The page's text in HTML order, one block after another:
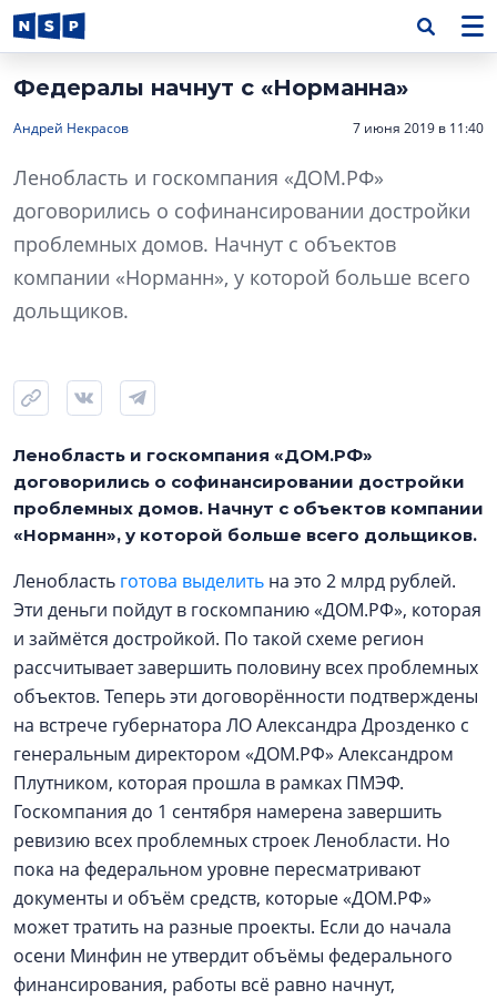
Федералы начнут с «Норманна»
Андрей Некрасов 7 июня 2019 в 11:40
Ленобласть и госкомпания «ДОМ.РФ»
договорились о софинансировании достройки
проблемных домов. Начнут с объектов
компании «Норманн», у которой больше всего
дольщиков.
Ленобласть и госкомпания «ДОМ.РФ»
договорились о софинансировании достройки
проблемных домов. Начнут с объектов компании
«Норманн», у которой больше всего дольщиков.
Ленобласть готова выделить на это 2 млрд рублей.
Эти деньги пойдут в госкомпанию «ДОМ.РФ», которая
и займётся достройкой. По такой схеме регион
рассчитывает завершить половину всех проблемных
объектов. Теперь эти договорённости подтверждены
на встрече губернатора ЛО Александра Дрозденко с
генеральным директором «ДОМ.РФ» Александром
Плутником, которая прошла в рамках ПМЭФ.
Госкомпания до 1 сентября намерена завершить
ревизию всех проблемных строек Ленобласти. Но
пока на федеральном уровне пересматривают
документы и объём средств, которые «ДОМ.РФ»
может тратить на разные проекты. Если до начала
осени Минфин не утвердит объёмы федерального
финансирования, работы всё равно начнут,